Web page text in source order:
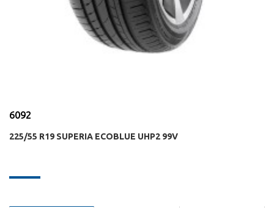
6092
225/55 R19 SUPERIA ECOBLUE UHP2 99V